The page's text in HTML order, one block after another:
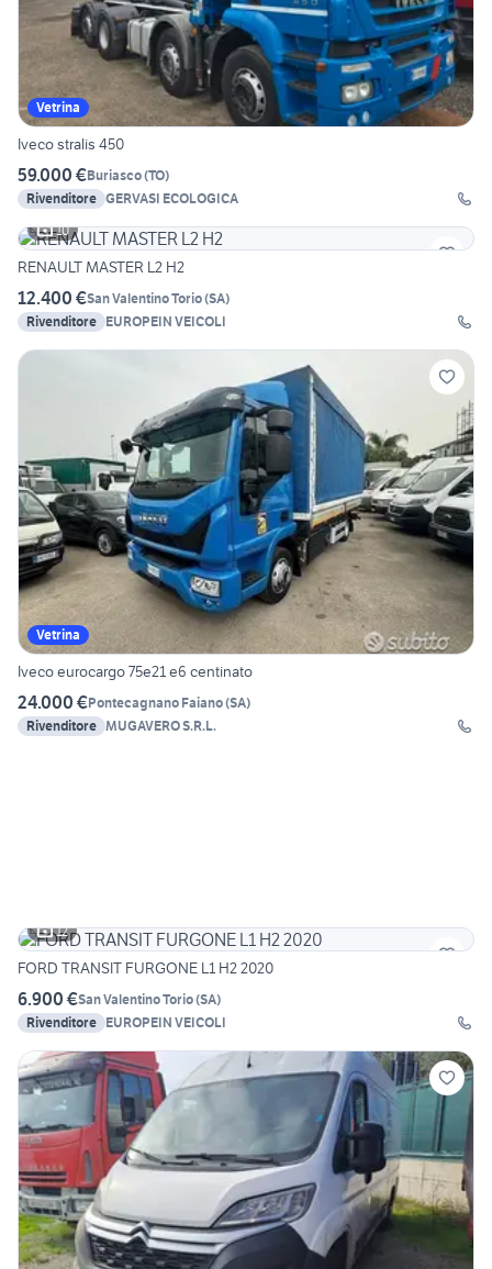
Vetrina
Iveco stralis 450
59.000 €Buriasco(TO)
Rivenditore GERVASI ECOLOGICA
10
RENAULT MASTER L2 H2
12.400 €San Valentino Torio(SA)
Rivenditore EUROPEIN VEICOLI
Vetrina
Iveco eurocargo 75e21 e6 centinato
24.000 €Pontecagnano Faiano(SA)
Rivenditore MUGAVERO S.R.L.
12
FORD TRANSIT FURGONE L1 H2 2020
6.900 €San Valentino Torio(SA)
Rivenditore EUROPEIN VEICOLI